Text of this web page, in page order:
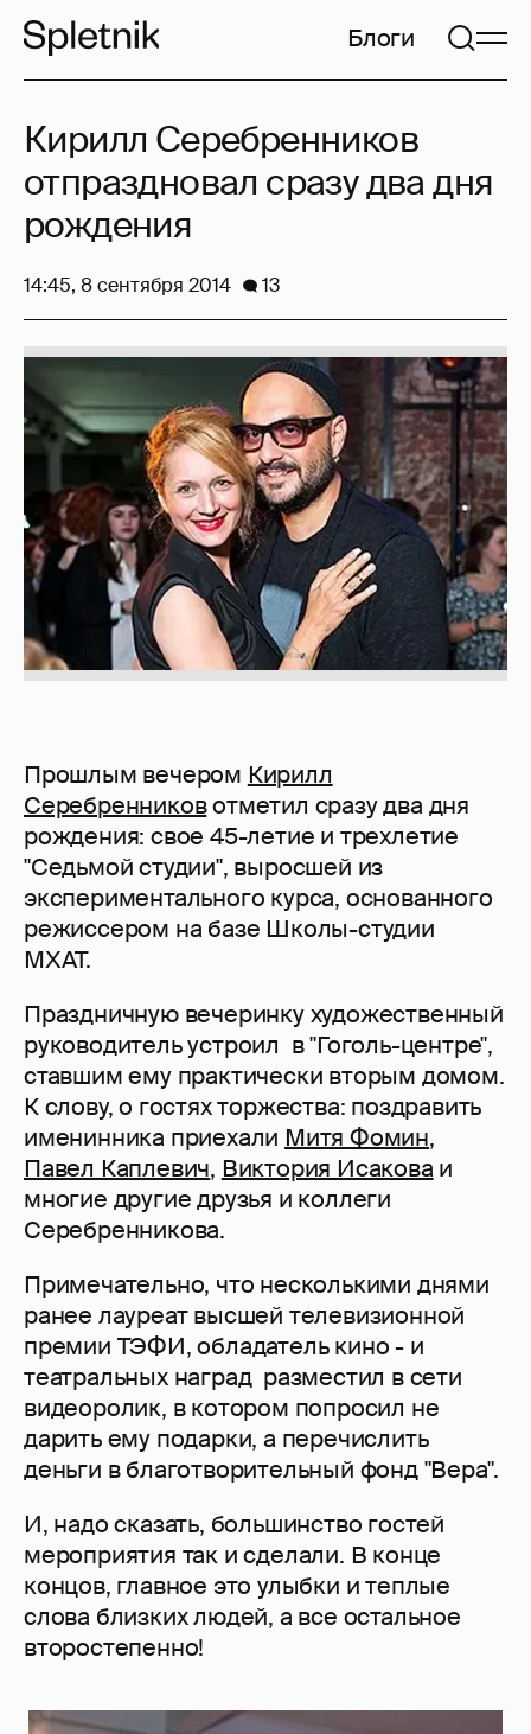
Блоги
Прошлым вечером Кирилл
Серебренниковотметил сразу два дня
рождения: свое 45-летие и трехлетие
"Седьмой студии", выросшей из
экспериментального курса, основанного
режиссером на базе Школы-студии
МХАТ.
Праздничную вечеринку художественный
руководитель устроил в "Гоголь-центре",
ставшим ему практически вторым домом.
К слову, о гостях торжества: поздравить
именинника приехали Митя Фомин,
Павел Каплевич, Виктория Исакова и
многие другие друзья и коллеги
Серебренникова.
Примечательно, что несколькими днями
ранее лауреат высшей телевизионной
премии ТЭФИ, обладатель кино - и
театральных наград разместил в сети
видеоролик, в котором попросил не
дарить ему подарки, а перечислить
деньги в благотворительный фонд "Вера".
И, надо сказать, большинство гостей
мероприятия так и сделали. В конце
концов, главное это улыбки и теплые
слова близких людей, а все остальное
второстепенно!
Кирилл Серебренников
отпраздновал сразу два дня
рождения
14:45, 8 сентября 2014 13